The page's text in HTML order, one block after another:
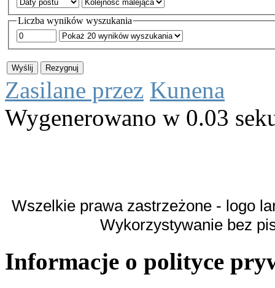
Liczba wyników wyszukania
Zasilane przez Kunena
Wygenerowano w 0.03
Wszelkie prawa zastrzeżone - logo
Wykorzystywanie bez
Informacje o polityce